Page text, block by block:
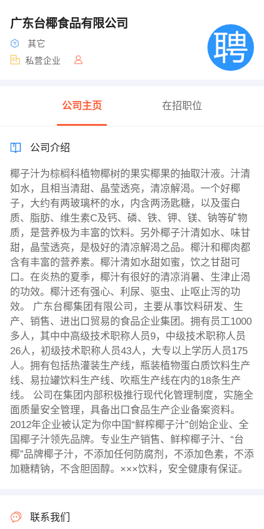
广东台椰食品有限公司
其它
私营企业
公司主页 在招职位
公司介绍
椰子汁为棕榈科植物椰树的果实椰果的抽取汁液。汁清
如水，且相当清甜、晶莹透亮，清凉解渴。一个好椰
子，大约有两玻璃杯的水，内含两汤匙糖，以及蛋白
质、脂肪、维生素C及钙、磷、铁、钾、镁、钠等矿物
质，是营养极为丰富的饮料。另外椰子汁清如水、味甘
甜，晶莹透亮，是极好的清凉解渴之品。椰汁和椰肉都
含有丰富的营养素。椰汁清如水甜如蜜，饮之甘甜可
口。在炎热的夏季，椰汁有很好的清凉消暑、生津止渴
的功效。椰汁还有强心、利尿、驱虫、止呕止泻的功
效。 广东台椰集团有限公司，主要从事饮料研发、生
产、销售、进出口贸易的食品企业集团。拥有员工1000
多人，其中中高级技术职称人员9，中级技术职称人员
26人，初级技术职称人员43人，大专以上学历人员175
人。拥有包括热灌装生产线，瓶装植物蛋白质饮料生产
线、易拉罐饮料生产线、吹瓶生产线在内的18条生产
线。 公司在集团内部积极推行现代化管理制度，实施全
面质量安全管理，具备出口食品生产企业备案资料。
2012年企业被认定为你中国“鲜榨椰子汁”创始企业、全
国椰子汁领先品牌。专业生产销售、鲜榨椰子汁、“台
椰”品牌椰子汁，不添加任何防腐剂，不添加色素，不添
加糖精钠，不含胆固醇。×××饮料，安全健康有保证。
联系我们